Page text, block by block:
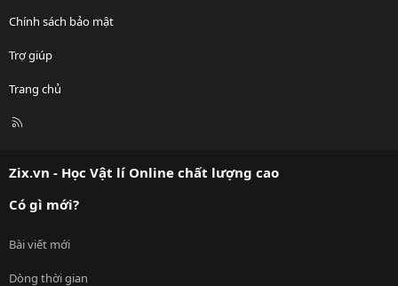
Chính sách bảo mật
Trợ giúp
Trang chủ
R
Zix.vn - Học Vật lí Online chất lượng cao
Có gì mới?
Bài viết mới
Dòng thời gian